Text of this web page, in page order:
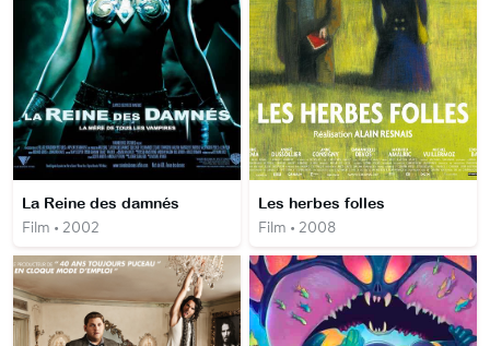
La Reine des damnés
Film • 2002
Les herbes folles
Film • 2008